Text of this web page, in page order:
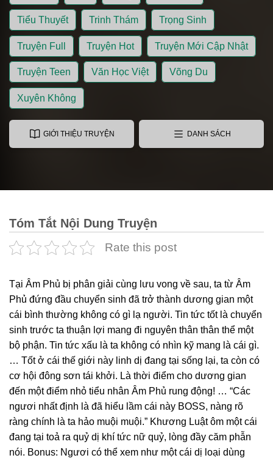
Tiểu Thuyết Trinh Thám Trọng Sinh
Truyện Full Truyện Hot Truyện Mới Cập Nhật
Truyện Teen Văn Học Việt Võng Du
Xuyên Không
GIỚI THIỆU TRUYỆN DANH SÁCH
Tóm Tắt Nội Dung Truyện
Rate this post
Tại Âm Phủ bị phân giải cùng lưu vong về sau, ta từ Âm
Phủ đứng đầu chuyển sinh đã trở thành dương gian một
cái bình thường không có gì lạ người. Tin tức tốt là chuyển
sinh trước ta thuận lợi mang đi nguyên thân thân thể một
bộ phận. Tin tức xấu là ta không có nhìn kỹ mang là cái gì.
… Tốt ở cái thế giới này linh dị đang tại sống lại, ta còn có
cơ hội đông sơn tái khởi. Là thời điểm cho dương gian
đến một điểm nhỏ tiểu nhân Âm Phủ rung động! … “Các
ngươi nhất định là đã hiểu lầm cái này BOSS, nàng rõ
ràng chính là ta hảo muội muội.” Khương Luật ôm một cái
đang tại toả ra quỷ dị khí tức nữ quỷ, lòng đầy căm phẫn
nói. Bonus: Ngươi có thể xem như một cái dị loại dùng